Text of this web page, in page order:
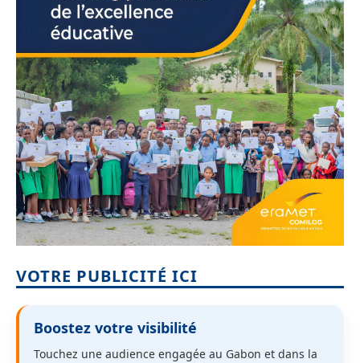
VOTRE PUBLICITÉ ICI
Boostez votre visibilité
Touchez une audience engagée au Gabon et dans la